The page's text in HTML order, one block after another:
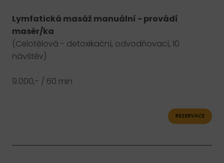
Lymfatická masáž manuální - provádí
masér/ka
(Celotělová - detoxikační, odvodňovací, 10
návštěv)
9.000,- / 60 min
REZERVACE